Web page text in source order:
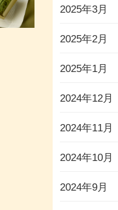
2025年3月
2025年2月
2025年1月
2024年12月
2024年11月
2024年10月
2024年9月